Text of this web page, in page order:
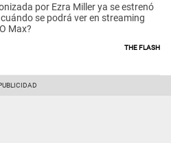
por Ezra Miller ya se estrenó
se podrá ver en streaming
Max?
The Flash